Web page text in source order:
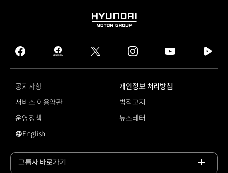
HYUNDAI
GROUP
facebook
hmg
journal
twitter instagram
tv
공지사항
개인정보 처리방침
서비스 이용약관
법적고지
운영정책
뉴스레터
영문 사이트로 이동
English
그룹사 바로가기